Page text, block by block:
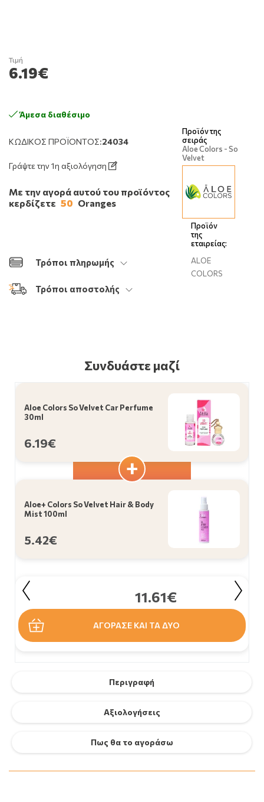
ΚΩΔΙΚΌΣ ΠΡΟΪΌΝΤΟΣ:24034
Γράψτε την 1η αξιολόγηση
Άμεσα διαθέσιμο
Τιμή
6.19€
Με την αγορά αυτού του προϊόντος
κερδίζετε 50 Oranges
Τρόποι πληρωμής
Τρόποι αποστολής
Προϊόν της
σειράς
Aloe Colors - So
Velvet
Προϊόν
της
εταιρείας:
ALOE
COLORS
Περιγραφή
Αξιολογήσεις
Πως θα το αγοράσω
Συνδυάστε μαζί
Aloe Colors So Velvet Car Perfume
30ml
6.19€
Aloe+ Colors So Velvet Hair & Body
Mist 100ml
5.42€
11.61€
ΑΓΟΡΑΣΕ ΚΑΙ ΤΑ ΔΥΟ